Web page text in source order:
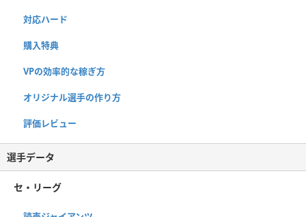
対応ハード
購入特典
VPの効率的な稼ぎ方
オリジナル選手の作り方
評価レビュー
選手データ
セ・リーグ